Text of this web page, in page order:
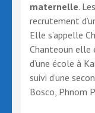
maternelle.
recrutement
Elle s’appelle
Chanteoun elle
d’une école à
suivi d’une
Bosco, Phnom